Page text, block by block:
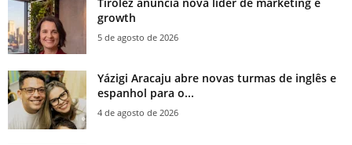
Tirolez anuncia nova líder de marketing e
growth
5 de agosto de 2026
Yázigi Aracaju abre novas turmas de inglês e
espanhol para o...
4 de agosto de 2026